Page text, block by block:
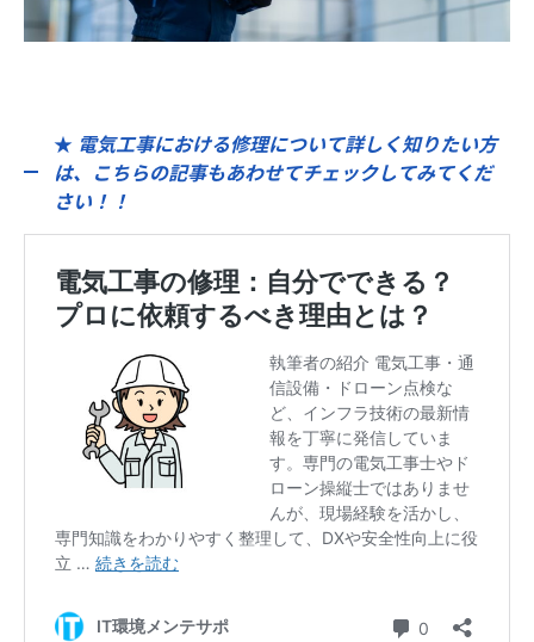
★ 電気工事における修理について詳しく知りたい方
は、こちらの記事もあわせてチェックしてみてくだ
さい！！